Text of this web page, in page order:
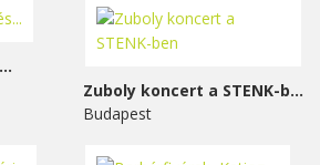
Zuboly koncert a STENK-ben
Budapest